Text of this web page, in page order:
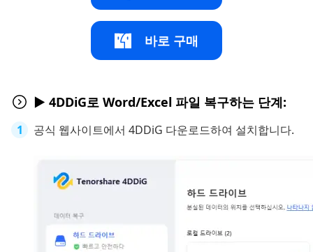
바로 구매
▶ 4DDiG로 Word/Excel 파일 복구하는 단계:
공식 웹사이트에서 4DDiG 다운로드하여 설치합니다.